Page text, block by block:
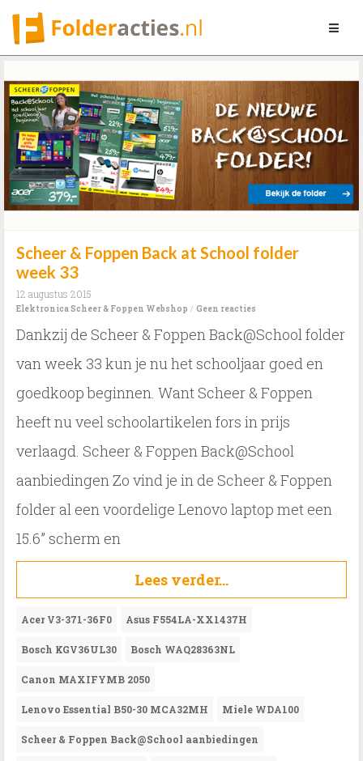
Toggle
Scheer & Foppen Back at School folder
week 33
12 augustus 2015
ElektronicaScheer & Foppen Webshop / Geen reacties
Dankzij de Scheer & Foppen Back@School folder
van week 33 kun je nu het schooljaar goed en
goedkoop beginnen. Want Scheer & Foppen
heeft nu veel schoolartikelen fors in prijs
verlaagd. Scheer & Foppen Back@School
aanbiedingen Zo vind je in de Scheer & Foppen
folder al een voordelige Lenovo laptop met een
15.6” scherm en
Acer V3-371-36F0 Asus F554LA-XX1437H
Bosch KGV36UL30 Bosch WAQ28363NL
Canon MAXIFYMB 2050
Lenovo Essential B50-30 MCA32MH Miele WDA100
Scheer & Foppen Back@School aanbiedingen